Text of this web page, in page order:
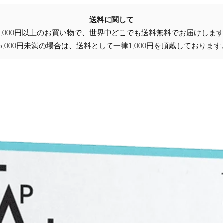
送料に関して
円以上のお買い物で、世界中どこでも送料無料でお届けしま
円未満の場合は、送料として一律1,000円を頂戴しております